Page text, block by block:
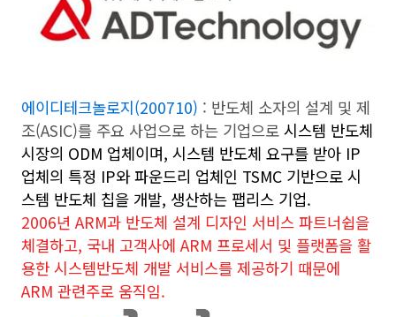
에이디테크놀로지(200710) : 반도체 소자의 설계 및 제
조(ASIC)를 주요 사업으로 하는 기업으로 시스템 반도체
시장의 ODM 업체이며, 시스템 반도체 요구를 받아 IP
업체의 특정 IP와 파운드리 업체인 TSMC 기반으로 시
스템 반도체 칩을 개발, 생산하는 팹리스 기업.
2006년 ARM과 반도체 설계 디자인 서비스 파트너쉽을
체결하고, 국내 고객사에 ARM 프로세서 및 플랫폼을 활
용한 시스템반도체 개발 서비스를 제공하기 때문에
ARM 관련주로 움직임.